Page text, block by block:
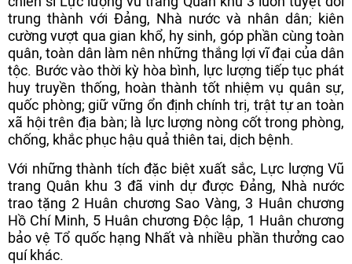
trung thành với Đảng, Nhà nước và nhân dân; kiên
cường vượt qua gian khổ, hy sinh, góp phần cùng toàn
quân, toàn dân làm nên những thắng lợi vĩ đại của dân
tộc. Bước vào thời kỳ hòa bình, lực lượng tiếp tục phát
huy truyền thống, hoàn thành tốt nhiệm vụ quân sự,
quốc phòng; giữ vững ổn định chính trị, trật tự an toàn
xã hội trên địa bàn; là lực lượng nòng cốt trong phòng,
chống, khắc phục hậu quả thiên tai, dịch bệnh.
Với những thành tích đặc biệt xuất sắc, Lực lượng Vũ
trang Quân khu 3 đã vinh dự được Đảng, Nhà nước
trao tặng 2 Huân chương Sao Vàng, 3 Huân chương
Hồ Chí Minh, 5 Huân chương Độc lập, 1 Huân chương
bảo vệ Tổ quốc hạng Nhất và nhiều phần thưởng cao
quí khác.